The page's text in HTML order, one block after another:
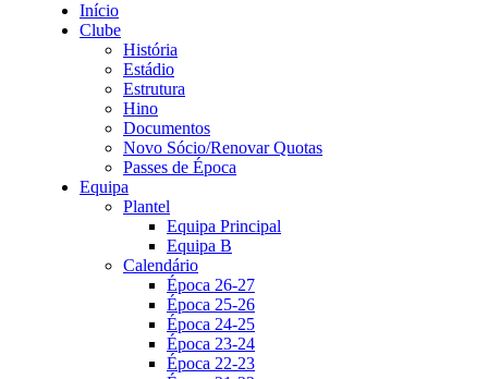
Início
Clube
História
Estádio
Estrutura
Hino
Documentos
Novo Sócio/Renovar Quotas
Passes de Época
Equipa
Plantel
Equipa Principal
Equipa B
Calendário
Época 26-27
Época 25-26
Época 24-25
Época 23-24
Época 22-23